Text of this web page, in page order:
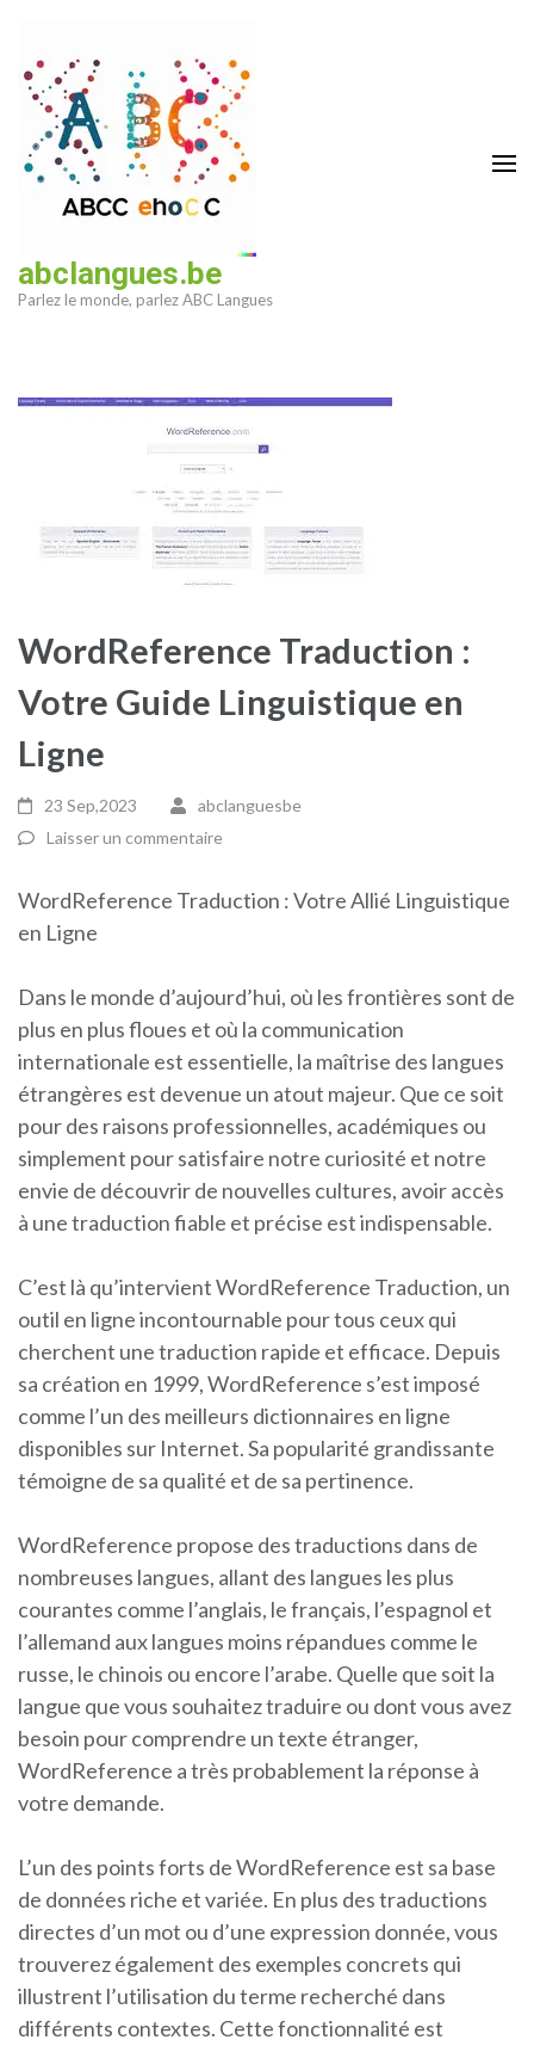
contenu
(Pressez
Entrée)
abclangues.be
Parlez le monde, parlez ABC Langues
WordReference Traduction :
Votre Guide Linguistique en
Ligne
23 Sep,2023
abclanguesbe
Laisser un commentaire
WordReference Traduction : Votre Allié Linguistique
en Ligne
Dans le monde d’aujourd’hui, où les frontières sont de
plus en plus floues et où la communication
internationale est essentielle, la maîtrise des langues
étrangères est devenue un atout majeur. Que ce soit
pour des raisons professionnelles, académiques ou
simplement pour satisfaire notre curiosité et notre
envie de découvrir de nouvelles cultures, avoir accès
à une traduction fiable et précise est indispensable.
C’est là qu’intervient WordReference Traduction, un
outil en ligne incontournable pour tous ceux qui
cherchent une traduction rapide et efficace. Depuis
sa création en 1999, WordReference s’est imposé
comme l’un des meilleurs dictionnaires en ligne
disponibles sur Internet. Sa popularité grandissante
témoigne de sa qualité et de sa pertinence.
WordReference propose des traductions dans de
nombreuses langues, allant des langues les plus
courantes comme l’anglais, le français, l’espagnol et
l’allemand aux langues moins répandues comme le
russe, le chinois ou encore l’arabe. Quelle que soit la
langue que vous souhaitez traduire ou dont vous avez
besoin pour comprendre un texte étranger,
WordReference a très probablement la réponse à
votre demande.
L’un des points forts de WordReference est sa base
de données riche et variée. En plus des traductions
directes d’un mot ou d’une expression donnée, vous
trouverez également des exemples concrets qui
illustrent l’utilisation du terme recherché dans
différents contextes. Cette fonctionnalité est